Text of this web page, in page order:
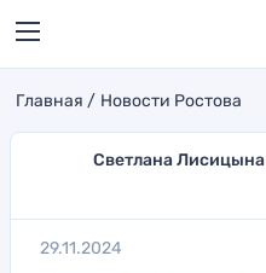
Главная Новости Ростова
Светлана Лисицына
29.11.2024